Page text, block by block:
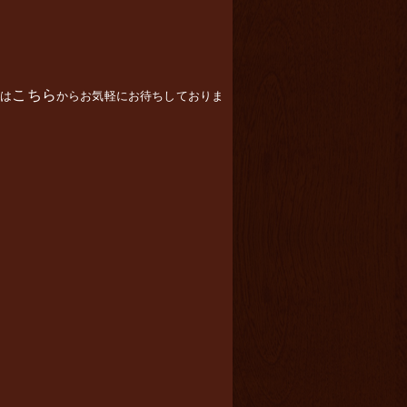
は こちらからお気軽にお待ちしておりま